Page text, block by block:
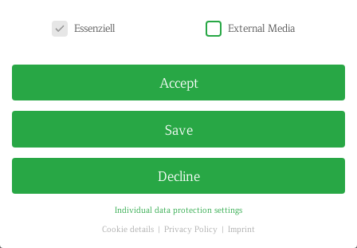
Essenziell
External Media
Accept
Save
Decline
Individual data protection settings
Cookie details
Privacy Policy Imprint